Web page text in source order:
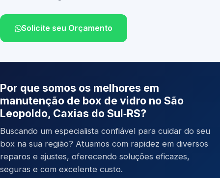
Solicite seu Orçamento
Por que somos os melhores em
manutenção de box de vidro no São
Leopoldo, Caxias do Sul‑RS?
Buscando um especialista confiável para cuidar do seu
box na sua região? Atuamos com rapidez em diversos
reparos e ajustes, oferecendo soluções eficazes,
seguras e com excelente custo.